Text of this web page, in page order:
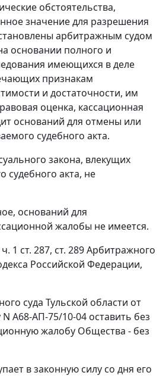
обстоятельства,
значение для разрешения
арбитражным судом
основании полного и
имеющихся в деле
признакам
и достаточности, им
оценка, кассационная
оснований для отмены или
судебного акта.
закона, влекущих
судебного акта, не
оснований для
жалобы не имеется.
1 ст. 287, ст. 289Арбитражного
Российской Федерации,
суда Тульской области от
N А68-АП-75/10-04 оставить без
жалобу Общества - без
в законную силу со дня его